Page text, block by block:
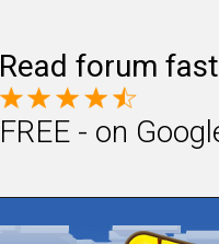
Read forum
FREE - on